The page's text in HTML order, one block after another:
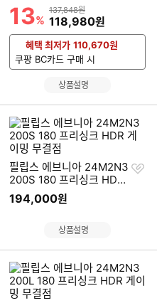
할인률
13%
상품금액
137,848원
할인금액
118,980원
혜택 최저가 110,670원
쿠팡 BC카드 구매 시
상품설명
필립스 에브니아 24M2N3
200S 180 프리싱크 HDR
게이밍 무결점
194,000원
찜
상품설명